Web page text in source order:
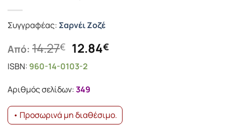
Συγγραφέας: Σαρνέι Ζοζέ
Από: 14.27€ Original
price
was:
14.27€.
12.84€Η
ISBN: 960-14-0103-2
Αριθμός σελίδων:349
• Προσωρινά μη διαθέσιμο.